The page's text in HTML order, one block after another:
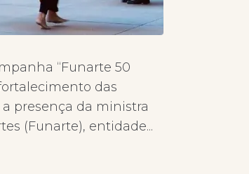
“Funarte 50
das
presença da ministra
(Funarte), entidade...